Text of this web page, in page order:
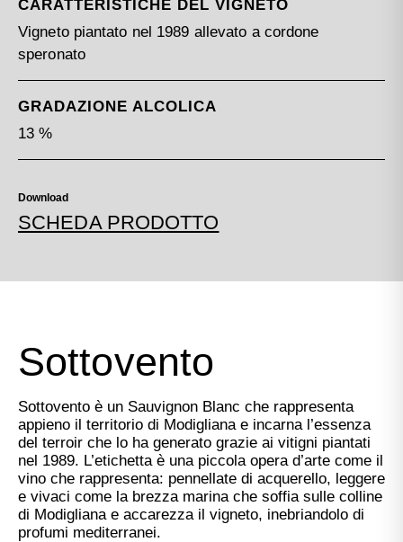
CARATTERISTICHE DEL VIGNETO
Vigneto piantato nel 1989 allevato a cordone
speronato
GRADAZIONE ALCOLICA
13 %
Download
SCHEDA PRODOTTO
Sottovento
Sottovento è un Sauvignon Blanc che rappresenta
appieno il territorio di Modigliana e incarna l’essenza
del terroir che lo ha generato grazie ai vitigni piantati
nel 1989. L’etichetta è una piccola opera d’arte come il
vino che rappresenta: pennellate di acquerello, leggere
e vivaci come la brezza marina che soffia sulle colline
di Modigliana e accarezza il vigneto, inebriandolo di
profumi mediterranei.